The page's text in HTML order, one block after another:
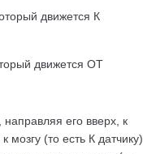
движется К
движется ОТ
его вверх, к
мозгу (то есть К датчику)